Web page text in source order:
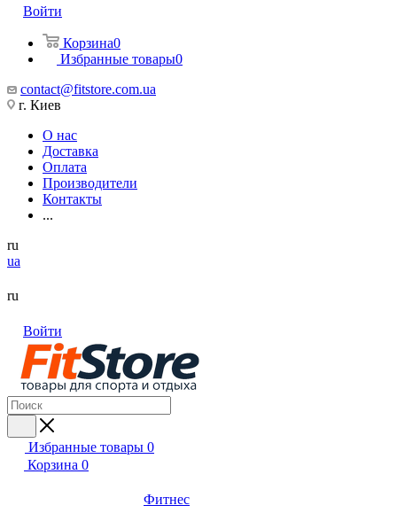
Войти
Корзина0
Избранные товары0
contact@fitstore.com.ua
г. Киев
О нас
Доставка
Оплата
Производители
Контакты
...
ru
ua
ru
Войти
Избранные товары 0
Корзина 0
Фитнес